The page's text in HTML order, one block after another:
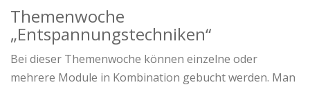
Themenwoche
„Entspannungstechniken“
Bei dieser Themenwoche können einzelne oder
mehrere Module in Kombination gebucht werden. Man